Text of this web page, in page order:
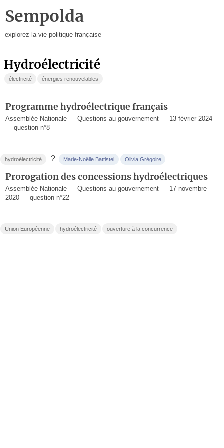
Sempolda
explorez la vie politique française
hydroélectricité
électricité énergies renouvelables
Programme hydroélectrique français
Assemblée Nationale — Questions au gouvernement — 13 février 2024
— question n°8
hydroélectricité ? Marie-Noëlle Battistel Olivia Grégoire
Prorogation des concessions hydroélectriques
Assemblée Nationale — Questions au gouvernement — 17 novembre
2020 — question n°22
Union Européenne hydroélectricité ouverture à la concurrence